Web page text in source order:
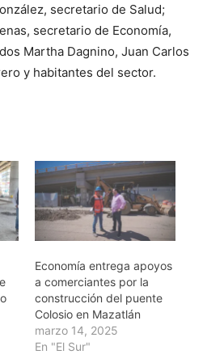
secretario de Salud;
secretario de Economía,
Martha Dagnino, Juan Carlos
y habitantes del sector.
Economía entrega apoyos
a comerciantes por la
construcción del puente
Colosio en Mazatlán
marzo 14, 2025
En "El Sur"